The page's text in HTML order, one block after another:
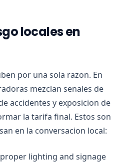
locales en
por una sola razon. En
mezclan senales de
accidentes y exposicion de
la tarifa final. Estos son
en la conversacion local:
lighting and signage